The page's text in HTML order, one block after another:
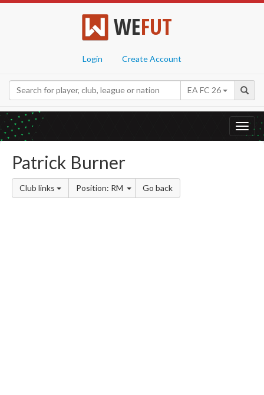
WEFUT
Login Create Account
EA FC 26
Patrick Burner
Club links Position: RM Go back